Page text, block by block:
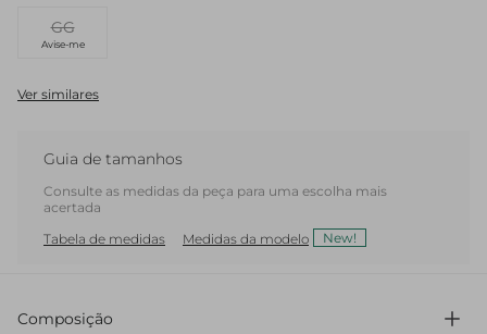
GG
Avise-me
Ver similares
Guia de tamanhos
Consulte as medidas da peça para uma escolha mais
acertada
Tabela de medidas
Medidas da modelo New!
Composição